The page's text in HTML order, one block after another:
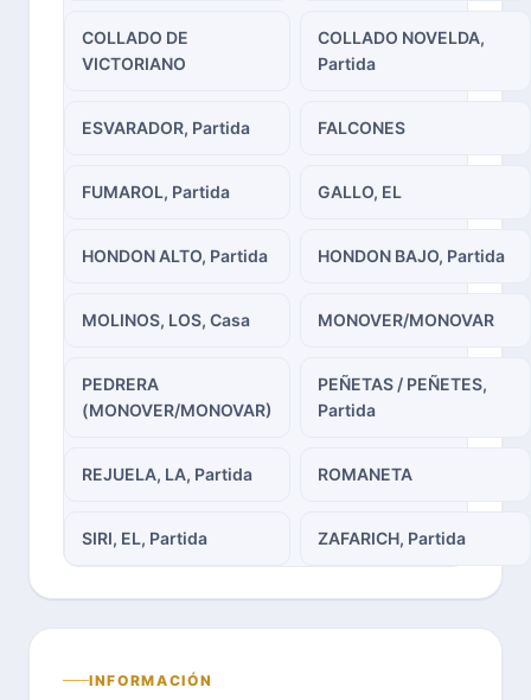
COLLADO DE
VICTORIANO
COLLADO NOVELDA,
Partida
ESVARADOR, Partida FALCONES
FUMAROL, Partida GALLO, EL
HONDON ALTO, Partida HONDON BAJO, Partida
MOLINOS, LOS, Casa MONOVER/MONOVAR
PEDRERA
(MONOVER/MONOVAR)
PEÑETAS / PEÑETES,
Partida
REJUELA, LA, Partida ROMANETA
SIRI, EL, Partida ZAFARICH, Partida
INFORMACIÓN